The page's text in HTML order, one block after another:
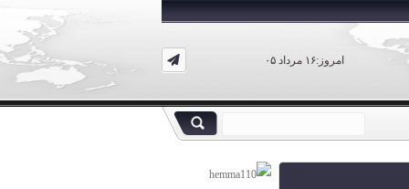
امروز:۱۶ مرداد ۰۵